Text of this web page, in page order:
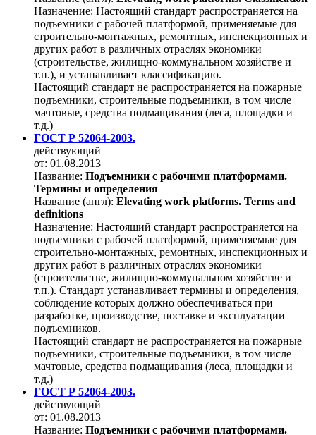
Назначение: Настоящий стандарт распространяется на
подъемники с рабочей платформой, применяемые для
строительно-монтажных, ремонтных, инспекционных и
других работ в различных отраслях экономики
(строительстве, жилищно-коммунальном хозяйстве и
т.п.), и устанавливает классификацию.
Настоящий стандарт не распространяется на пожарные
подъемники, строительные подъемники, в том числе
мачтовые, средства подмащивания (леса, площадки и
т.д.)
ГОСТ Р 52064-2003.
действующий
от: 01.08.2013
Название: Подъемники с рабочими платформами.
Термины и определения
Название (англ): Elevating work platforms. Terms and
definitions
Назначение: Настоящий стандарт распространяется на
подъемники с рабочей платформой, применяемые для
строительно-монтажных, ремонтных, инспекционных и
других работ в различных отраслях экономики
(строительстве, жилищно-коммунальном хозяйстве и
т.п.). Стандарт устанавливает термины и определения,
соблюдение которых должно обеспечиваться при
разработке, производстве, поставке и эксплуатации
подъемников.
Настоящий стандарт не распространяется на пожарные
подъемники, строительные подъемники, в том числе
мачтовые, средства подмащивания (леса, площадки и
т.д.)
ГОСТ Р 52064-2003.
действующий
от: 01.08.2013
Название: Подъемники с рабочими платформами.